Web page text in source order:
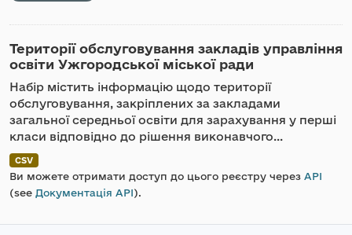
Території обслуговування закладів управління
освіти Ужгородської міської ради
Набір містить інформацію щодо території
обслуговування, закріплених за закладами
загальної середньої освіти для зарахування у перші
класи відповідно до рішення виконавчого...
CSV
Ви можете отримати доступ до цього реєстру через API
(see Документація API).